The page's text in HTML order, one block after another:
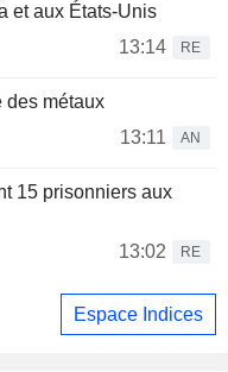
et aux États-Unis
13:14
RE
des métaux
13:11
AN
15 prisonniers aux
13:02
RE
Espace Indices